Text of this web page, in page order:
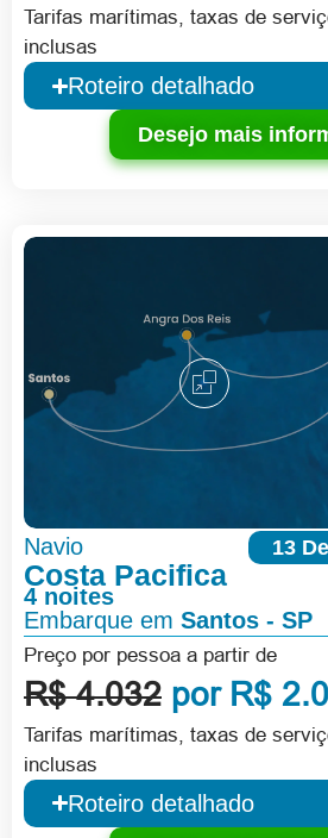
Tarifas marítimas, taxas de
inclusas
Roteiro detalhado
Desejo mais
Navio 13
Costa Pacifica
4 noites
Embarque em Santos - SP
Preço por pessoa a partir de
R$ 4.032 por R$
Tarifas marítimas, taxas de
inclusas
Roteiro detalhado